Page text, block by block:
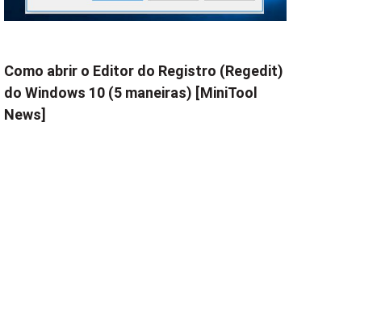
Como abrir o Editor do Registro (Regedit)
do Windows 10 (5 maneiras) [MiniTool
News]